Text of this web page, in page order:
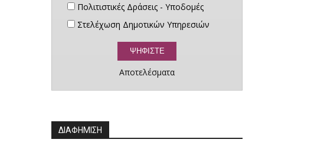
Πολιτιστικές Δράσεις - Υποδομές
Στελέχωση Δημοτικών Υπηρεσιών
Αποτελέσματα
ΔΙΑΦΗΜΙΣΗ